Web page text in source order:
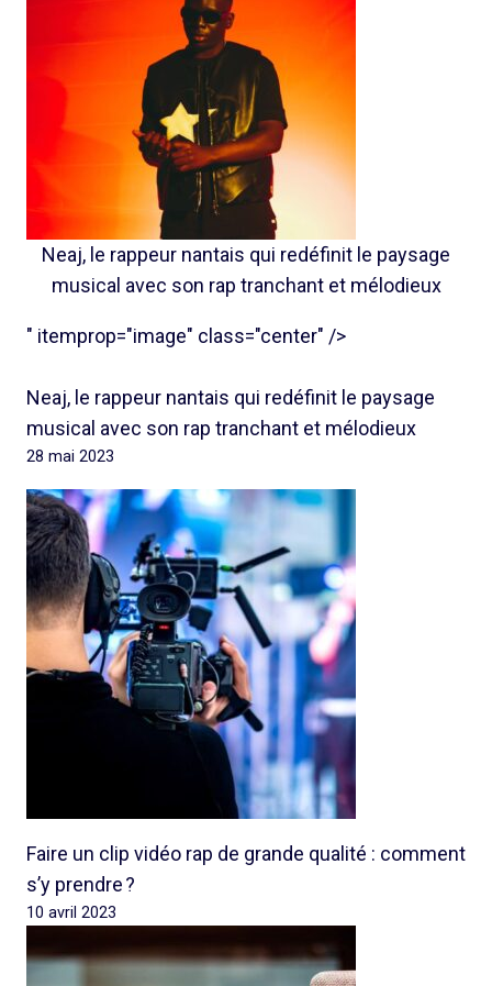
Neaj, le rappeur nantais qui redéfinit le paysage
musical avec son rap tranchant et mélodieux
" itemprop="image" class="center" />
Neaj, le rappeur nantais qui redéfinit le paysage
musical avec son rap tranchant et mélodieux
28 mai 2023
Faire un clip vidéo rap de grande qualité : comment
s’y prendre ?
10 avril 2023